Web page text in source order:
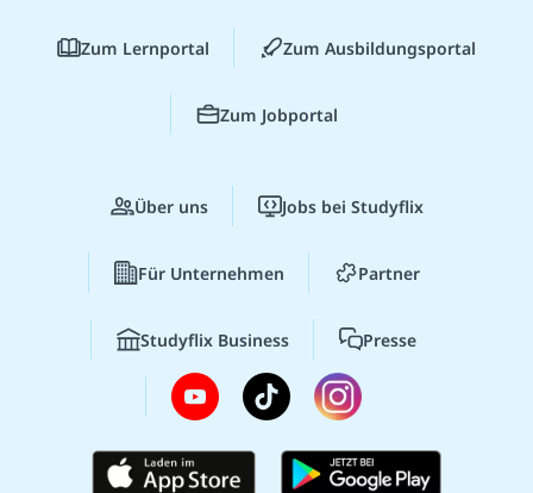
Zum Lernportal Zum Ausbildungsportal
Zum Jobportal
Über uns Jobs bei Studyflix
Für Unternehmen Partner
Studyflix Business Presse